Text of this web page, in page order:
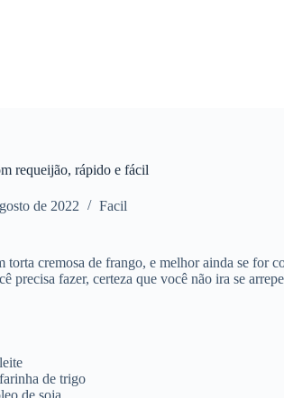
requeijão, rápido e fácil
de 2022 Facil
torta cremosa de frango, e melhor ainda se for
precisa fazer, certeza que você não ira se
de trigo
de soja